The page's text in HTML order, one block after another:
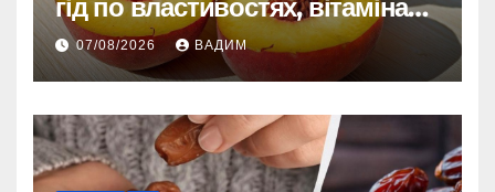
гід по властивостях, вітамінах і
впливі на організм
07/08/2026 ВАДИМ